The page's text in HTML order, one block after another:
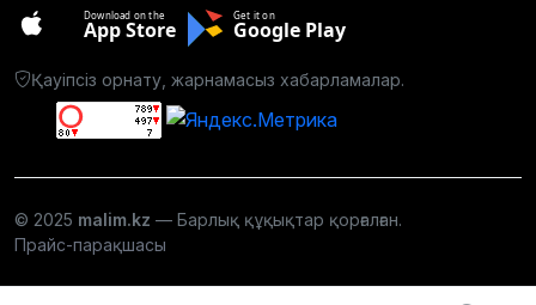
Download on the
App Store
Get it on
Google Play
Қауіпсіз орнату, жарнамасыз хабарламалар.
© 2025 malim.kz — Барлық құқықтар қорғалған.
Прайс-парақшасы